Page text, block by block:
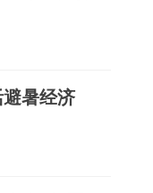
暑经济